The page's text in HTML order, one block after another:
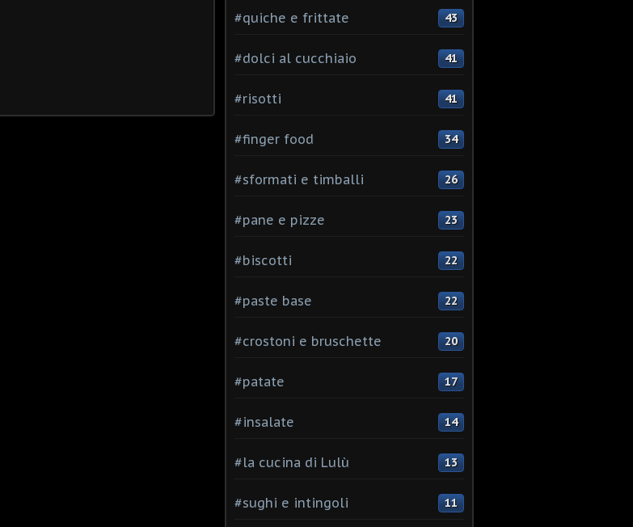
#quiche e frittate 43
#dolci al cucchiaio 41
#risotti 41
#finger food 34
#sformati e timballi 26
#pane e pizze 23
#biscotti 22
#paste base 22
#crostoni e bruschette 20
#patate 17
#insalate 14
#la cucina di Lulù 13
#sughi e intingoli 11